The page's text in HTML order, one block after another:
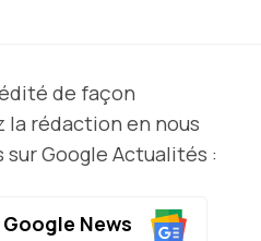
de façon
rédaction en nous
Google Actualités :
News